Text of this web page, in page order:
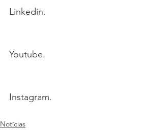
Linkedin.
Youtube.
Instagram.
Notícias